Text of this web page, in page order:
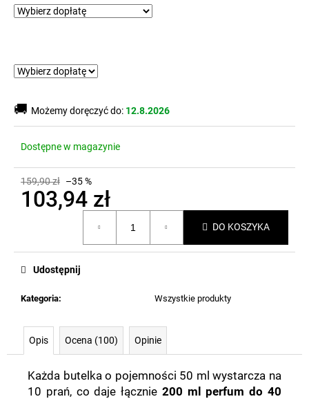
🚚 Możemy doręczyć do: 12.8.2026
Dostępne w magazynie
159,90 zł –35 %
103,94 zł
DO KOSZYKA
Kategoria: Wszystkie produkty
Udostępnij
Opis Ocena (100) Opinie
Każda butelka o pojemności 50 ml wystarcza na
10 prań, co daje łącznie 200 ml perfum do 40